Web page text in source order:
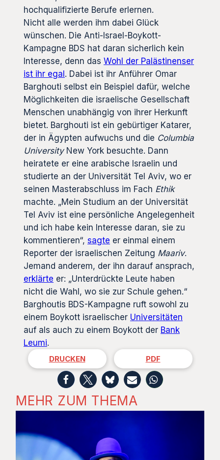
hochqualifizierte Berufe erlernen.
Nicht alle werden ihm dabei Glück
wünschen. Die Anti-Israel-Boykott-
Kampagne BDS hat daran sicherlich kein
Interesse, denn das Wohl der Palästinenser
ist ihr egal. Dabei ist ihr Anführer Omar
Barghouti selbst ein Beispiel dafür, welche
Möglichkeiten die israelische Gesellschaft
Menschen unabhängig von ihrer Herkunft
bietet. Barghouti ist ein gebürtiger Katarer,
der in Ägypten aufwuchs und die Columbia
UniversityNew York besuchte. Dann
heiratete er eine arabische Israelin und
studierte an der Universität Tel Aviv, wo er
seinen Masterabschluss im Fach Ethik
machte. „Mein Studium an der Universität
Tel Aviv ist eine persönliche Angelegenheit
und ich habe kein Interesse daran, sie zu
kommentieren“, sagte er einmal einem
Reporter der israelischen Zeitung Maariv.
Jemand anderem, der ihn darauf ansprach,
erklärte er: „Unterdrückte Leute haben
nicht die Wahl, wo sie zur Schule gehen.“
Barghoutis BDS-Kampagne ruft sowohl zu
einem Boykott israelischer Universitäten
auf als auch zu einem Boykott der Bank
Leumi.
DRUCKEN PDF
MEHR ZUM THEMA